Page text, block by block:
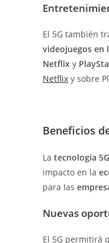
El 5G también
videojuegos en
Netflix y
Netflix y sobre
Beneficios
La tecnología 5G
impacto en la
para las
Nuevas
El 5G permitirá